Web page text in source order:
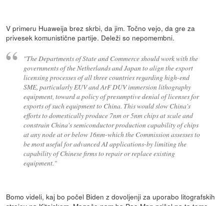
V primeru Huaweija brez skrbi, da jim. Točno vejo, da gre za
privesek komunistične partije. Deleži so nepomembni.
"The Departments of State and Commerce should work with the
governments of the Netherlands and Japan to align the export
licensing processes of all three countries regarding high-end
SME, particularly EUV and ArF DUV immersion lithography
equipment, toward a policy of presumptive denial of licenses for
exports of such equipment to China. This would slow China's
efforts to domestically produce 7nm or 5nm chips at scale and
constrain China's semiconductor production capability of chips
at any node at or below 16nm-which the Commission assesses to
be most useful for advanced AI applications-by limiting the
capability of Chinese firms to repair or replace existing
equipment."
Bomo videli, kaj bo počel Biden z dovoljenji za uporabo litografskih